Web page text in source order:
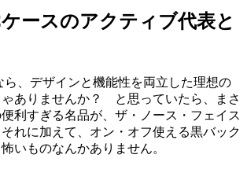
ケースのアクティブ代表と
ら、デザインと機能性を両立した理想の
ありませんか？ と思っていたら、まさ
利すぎる名品が、ザ・ノース・フェイス
れに加えて、オン・オフ使える黒バック
いものなんかありません。